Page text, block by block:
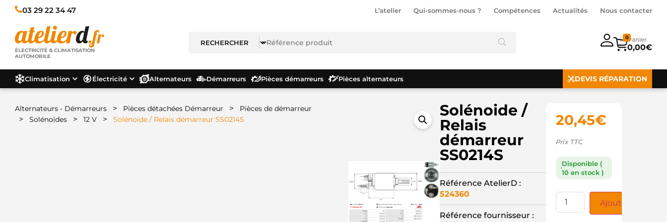
03 29 22 34 47 L’atelier Qui-sommes-nous ? Compétences Actualités Nous contacter
ÉLECTRICITÉ & CLIMATISATION
AUTOMOBILE
0,00€
0
Climatisation Électricité Alternateurs Démarreurs Pièces démarreurs Pièces alternateurs DEVIS RÉPARATION
Alternateurs - Démarreurs > Pièces détachées Démarreur > Pièces de démarreur
> Solénoïdes > 12 V > Solénoide / Relais démarreur SS0214S
Solénoide /
Relais
démarreur
SS0214S
Référence AtelierD :
524360
Référence fournisseur :
20,45€
Prix TTC
Disponible (
10 en stock )
Ajouter au